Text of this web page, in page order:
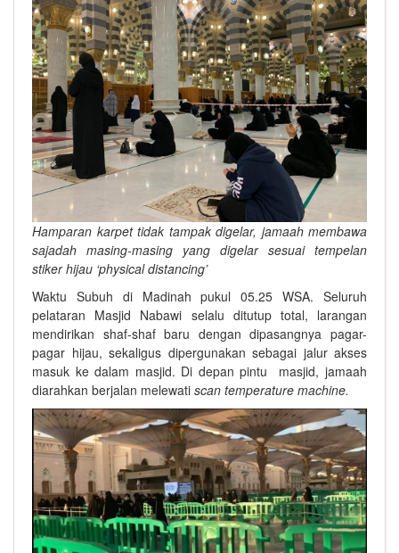
Hamparan karpet tidak tampak digelar, jamaah membawa
sajadah masing-masing yang digelar sesuai tempelan
stiker hijau ‘physical distancing’
Waktu Subuh di Madinah pukul 05.25 WSA. Seluruh
pelataran Masjid Nabawi selalu ditutup total, larangan
mendirikan shaf-shaf baru dengan dipasangnya pagar-
pagar hijau, sekaligus dipergunakan sebagai jalur akses
masuk ke dalam masjid. Di depan pintu masjid, jamaah
diarahkan berjalan melewati scan temperature machine.